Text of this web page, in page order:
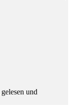
gelesen und